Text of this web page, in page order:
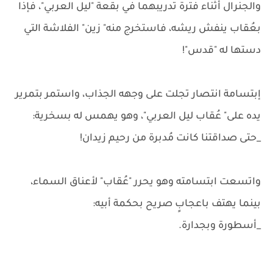
والجنرال أثناء فترة تدريبهما في بقعة "ليل العربي"، فإذا
بعُقاب ينفش ريشه، فاستخرج منه" زين" الفلاشة التي
دستها له "قدس"!
إبتسامة انتصار تجلت على وجهه الجذاب، واستمر بتمرير
يده على" عُقاب ليل العربي"، وهو يهمس له بسخرية:
_حتى صداقتنا كانت مُدبرة من رحيم زيدان!
واتسعت ابتسامته وهو يحرر "عُقاب" لأعناق السماء،
بينما يهتف باعجابٍ صريح بحكمة أبيه:
_أسطورة وبجدارة.